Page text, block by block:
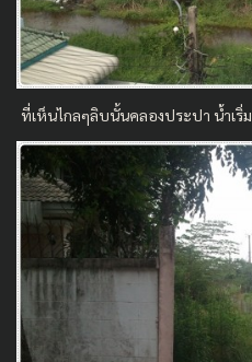
ที่เห็นไกลๆลิบนั้นคลองประปา น้ำเริ่